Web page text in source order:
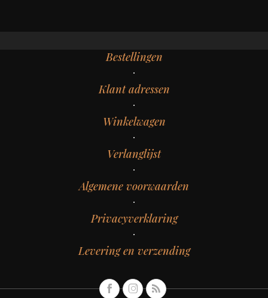
Bestellingen
Klant adressen
Winkelwagen
Verlanglijst
Algemene voorwaarden
Privacyverklaring
Levering en verzending